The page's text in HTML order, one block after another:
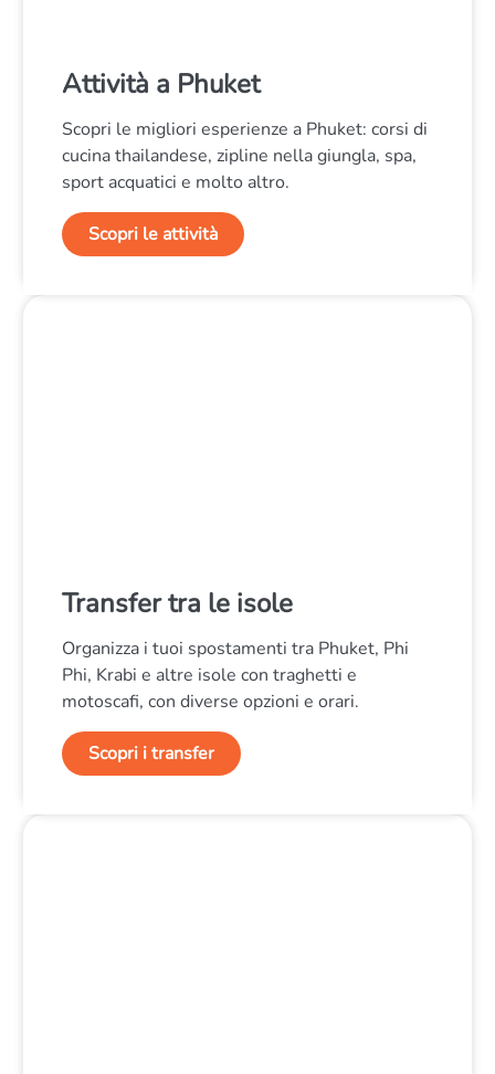
Attività a Phuket
Scopri le migliori esperienze a Phuket: corsi di
cucina thailandese, zipline nella giungla, spa,
sport acquatici e molto altro.
Scopri le attività
Transfer tra le isole
Organizza i tuoi spostamenti tra Phuket, Phi
Phi, Krabi e altre isole con traghetti e
motoscafi, con diverse opzioni e orari.
Scopri i transfer